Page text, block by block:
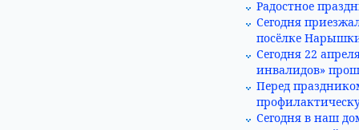
Радостное
Сегодня
посёлке
Сегодня 22
инвалидов»
Перед
Сегодня в наш